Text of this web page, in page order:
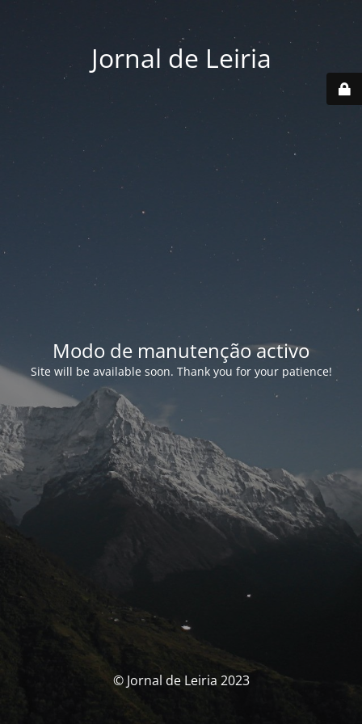
Jornal de Leiria
Modo de manutenção activo
Site will be available soon. Thank you for your patience!
© Jornal de Leiria 2023